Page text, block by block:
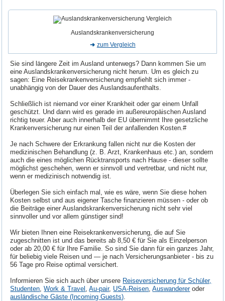
Auslandskrankenversicherung
zum Vergleich
Sie sind längere Zeit im Ausland unterwegs? Dann kommen Sie um
eine Auslandskrankenversicherung nicht herum. Um es gleich zu
sagen: Eine Reisekrankenversicherung empfiehlt sich immer -
unabhängig von der Dauer des Auslandsaufenthalts.
Schließlich ist niemand vor einer Krankheit oder gar einem Unfall
geschützt. Und dann wird es gerade im außereuropäischen Ausland
richtig teuer. Aber auch innerhalb der EU übernimmt Ihre gesetzliche
Krankenversicherung nur einen Teil der anfallenden Kosten.#
Je nach Schwere der Erkrankung fallen nicht nur die Kosten der
medizinischen Behandlung (z. B. Arzt, Krankenhaus etc.) an, sondern
auch die eines möglichen Rücktransports nach Hause - dieser sollte
möglichst geschehen, wenn er sinnvoll und vertretbar, und nicht nur,
wenn er medizinisch notwendig ist.
Überlegen Sie sich einfach mal, wie es wäre, wenn Sie diese hohen
Kosten selbst und aus eigener Tasche finanzieren müssen - oder ob
die Beiträge einer Auslandskrankenversicherung nicht sehr viel
sinnvoller und vor allem günstiger sind!
Wir bieten Ihnen eine Reisekrankenversicherung, die auf Sie
zugeschnitten ist und das bereits ab 8,50 € für Sie als Einzelperson
oder ab 20,00 € für Ihre Familie. So sind Sie dann für ein ganzes Jahr,
für beliebig viele Reisen und — je nach Versicherungsanbieter - bis zu
56 Tage pro Reise optimal versichert.
Informieren Sie sich auch über unsere Reiseversicherung für Schüler,
Studenten ,Work & Travel ,Au-pair, USA-Reisen ,Auswandereroder
ausländische Gäste (Incoming Guests)